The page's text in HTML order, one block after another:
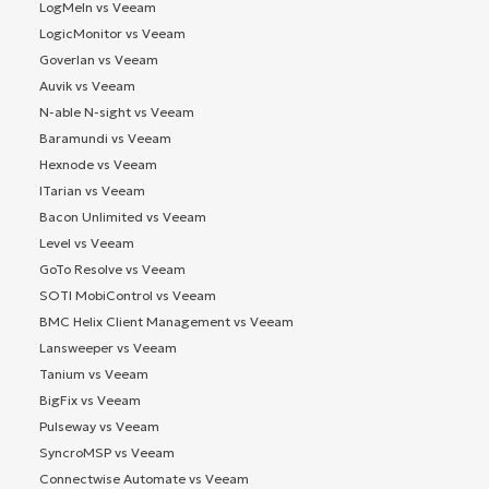
LogMeIn vs Veeam
LogicMonitor vs Veeam
Goverlan vs Veeam
Auvik vs Veeam
N-able N-sight vs Veeam
Baramundi vs Veeam
Hexnode vs Veeam
ITarian vs Veeam
Bacon Unlimited vs Veeam
Level vs Veeam
GoTo Resolve vs Veeam
SOTI MobiControl vs Veeam
BMC Helix Client Management vs Veeam
Lansweeper vs Veeam
Tanium vs Veeam
BigFix vs Veeam
Pulseway vs Veeam
SyncroMSP vs Veeam
Connectwise Automate vs Veeam